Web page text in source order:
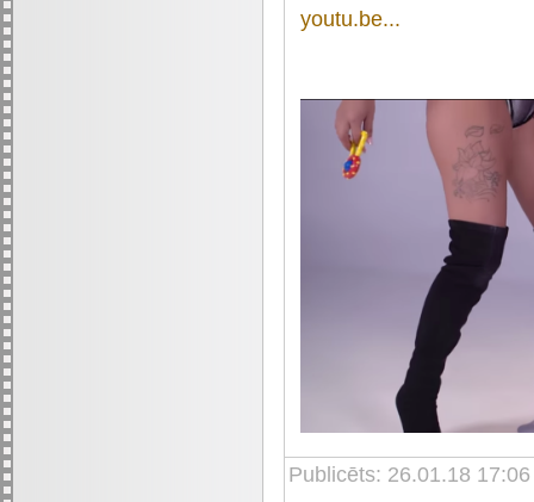
youtu.be...
Publicēts: 26.01.18 17:06